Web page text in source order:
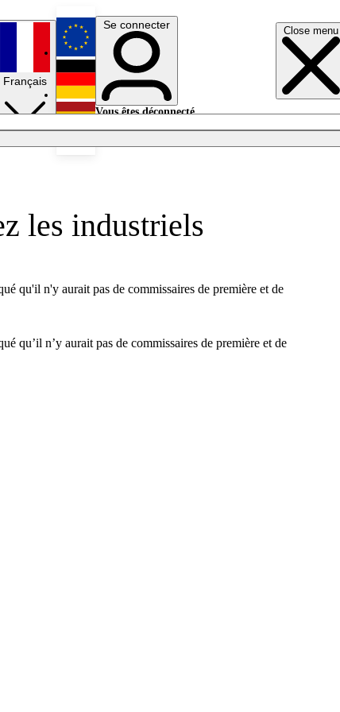
Close menu
Français
English
Deutsch
Se connecter
Vous êtes déconnecté.
les industriels
qu'il n'y aurait pas de commissaires de première et de
qu’il n’y aurait pas de commissaires de première et de